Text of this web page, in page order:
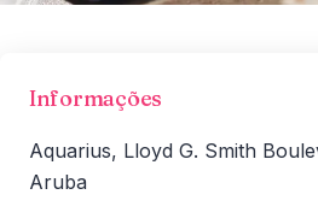
Informações
Aquarius, Lloyd G. Smith
Aruba